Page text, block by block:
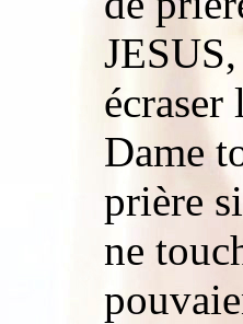
écraser
Dame
prière
ne